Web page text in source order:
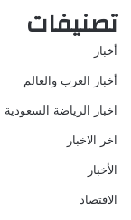
تصنيفات
أخبار
أخبار العرب والعالم
اخبار الرياضة السعودية
اخر الاخبار
الأخبار
الاقتصاد